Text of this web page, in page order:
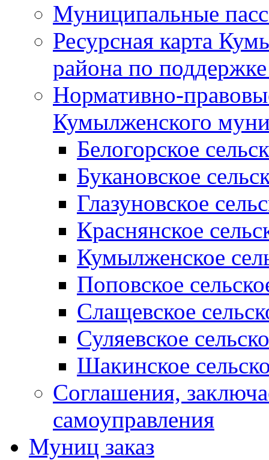
Муниципальные
Ресурсная карта
района по
Нормативно-
Кумылженского
Белогорское
Букановское
Глазуновское
Краснянское
Кумылженское
Поповское
Слащевское
Суляевское
Шакинское
Соглашения,
самоуправления
Муниц заказ